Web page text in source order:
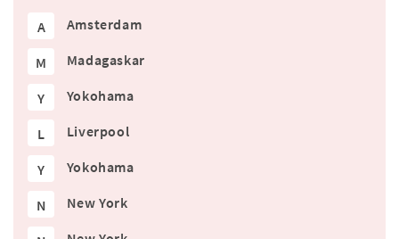
A Amsterdam
M Madagaskar
Y Yokohama
L Liverpool
Y Yokohama
N New York